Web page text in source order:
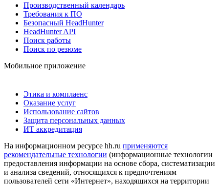
Производственный календарь
Требования к ПО
Безопасный HeadHunter
HeadHunter API
Поиск работы
Поиск по резюме
Мобильное приложение
Этика и комплаенс
Оказание услуг
Использование сайтов
Защита персональных данных
ИТ аккредитация
На информационном ресурсе hh.ru применяются
рекомендательные технологии (информационные технологии
предоставления информации на основе сбора, систематизации
и анализа сведений, относящихся к предпочтениям
пользователей сети «Интернет», находящихся на территории